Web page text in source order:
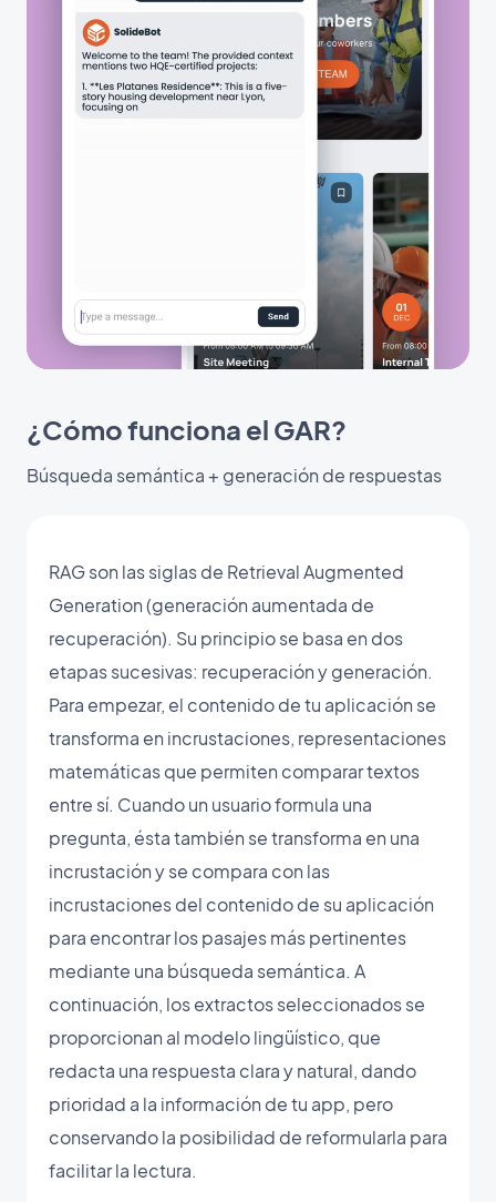
¿Cómo funciona el GAR?
Búsqueda semántica + generación de respuestas
RAG son las siglas de Retrieval Augmented
Generation (generación aumentada de
recuperación). Su principio se basa en dos
etapas sucesivas: recuperación y generación.
Para empezar, el contenido de tu aplicación se
transforma en incrustaciones, representaciones
matemáticas que permiten comparar textos
entre sí. Cuando un usuario formula una
pregunta, ésta también se transforma en una
incrustación y se compara con las
incrustaciones del contenido de su aplicación
para encontrar los pasajes más pertinentes
mediante una búsqueda semántica. A
continuación, los extractos seleccionados se
proporcionan al modelo lingüístico, que
redacta una respuesta clara y natural, dando
prioridad a la información de tu app, pero
conservando la posibilidad de reformularla para
facilitar la lectura.